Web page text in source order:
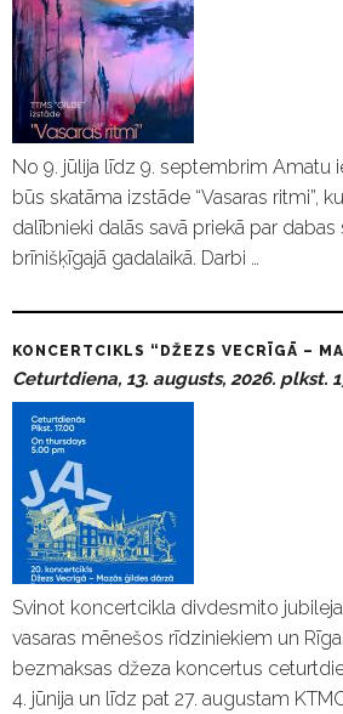
No 9. jūlija līdz 9. septembrim Amatu
būs skatāma izstāde “Vasaras ritmi”,
dalībnieki dalās savā priekā par dabas
brīnišķīgajā gadalaikā. Darbi …
KONCERTCIKLS “DŽEZS VECRĪGĀ –
Ceturtdiena, 13. augusts, 2026. plkst.
Svinot koncertcikla divdesmito
vasaras mēnešos rīdziniekiem un
bezmaksas džeza koncertus
4. jūnija un līdz pat 27. augustam